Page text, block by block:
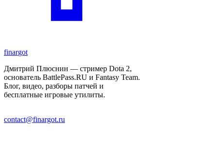
finargot
Дмитрий Плюснин — стример Dota 2,
основатель BattlePass.RU и Fantasy Team.
Блог, видео, разборы патчей и
бесплатные игровые утилиты.
contact@finargot.ru